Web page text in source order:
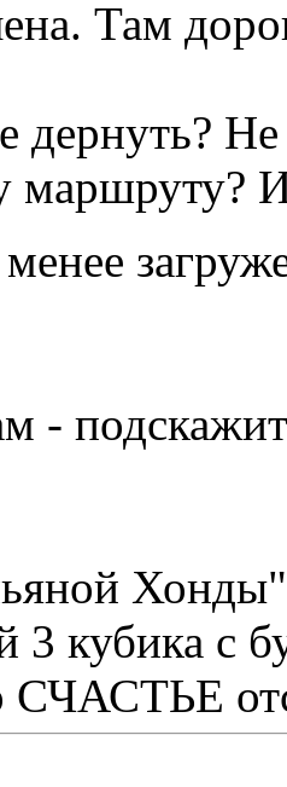
Там
дернуть?
маршруту?
-
Хонды"
3 кубика с
СЧАСТЬЕ